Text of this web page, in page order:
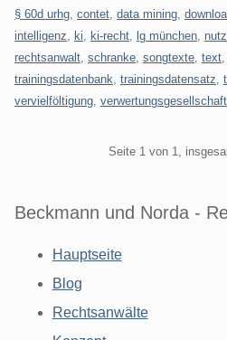
§ 60d urhg contet data mining
intelligenz
ki ki-recht lg münchen
rechtsanwalt schranke songtexte text
trainingsdatenbank trainingsdatensatz
vervielföltigung verwertungsgesellschaft
Seite 1 von 1,
Beckmann und Norda -
Hauptseite
Blog
Rechtsanwälte